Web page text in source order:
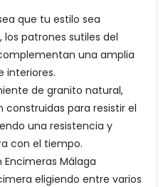
que tu estilo sea
patrones sutiles del
una amplia
interiores.
de granito natural,
para resistir el
una resistencia y
con el tiempo.
Encimeras Málaga
eligiendo entre varios